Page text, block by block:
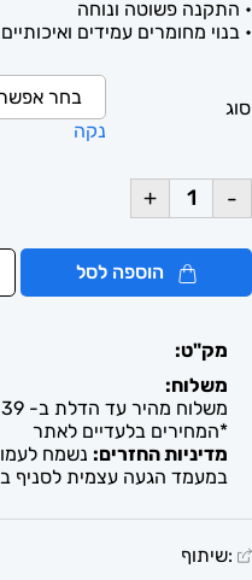
• התקנה פשוטה ונוחה
• בנוי מחומרים עמידים
סוג
נקה
-
+
הוספה לסל
מק"ט:
משלוח:
משלוח מהיר עד הדלת ב- 39 ש"ח. עד 2-5 ימי עסקים / איסוף חינם מבית העסק
*המחירים בלעדיים לאתר
מדיניות החזרים: נשמח
במעמד הגעה עצמית לסניף
:שיתוף